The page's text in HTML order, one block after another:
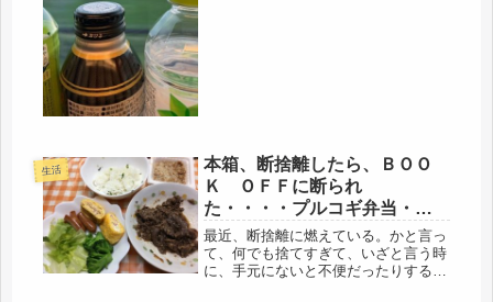
生活
本箱、断捨離したら、ＢＯＯ
Ｋ ＯＦＦに断られ
た・・・・プルコギ弁当・朝
ごはん
最近、断捨離に燃えている。かと言っ
て、何でも捨てすぎて、いざと言う時
に、手元にないと不便だったりするの